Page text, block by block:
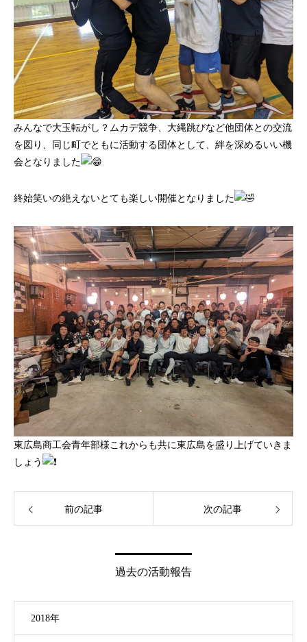
みんなで大玉転がし？ムカデ競争、大縄跳びなど他団体との交流
を図り、同じ町でともに活動する団体として、絆を深めるいい機
会となりました
終始笑いの絶えないとても楽しい開催となりました
東広島商工会青年部様これからも共に東広島を盛り上げていきま
しょう
前の記事 次の記事
過去の活動報告
2018年